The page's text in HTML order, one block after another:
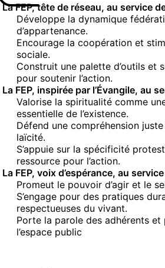
La FEP, tête de réseau, au service
Développe la dynamique
d’appartenance.
Encourage la coopération et
sociale.
Construit une palette d’outils et
pour soutenir l’action.
La FEP, inspirée par l’Évangile, au
Valorise la spiritualité comme
essentielle de l’existence.
Défend une compréhension
laïcité.
S’appuie sur la spécificité
ressource pour l’action.
La FEP, voix d’espérance, au
Promeut le pouvoir d’agir et le
S’engage pour des pratiques
respectueuses du vivant.
Porte la parole des adhérents
l’espace public